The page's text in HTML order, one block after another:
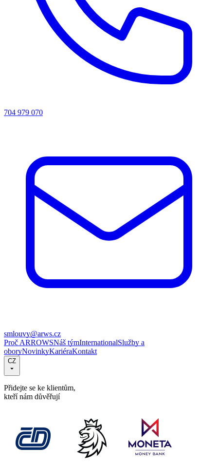
704 979 070
smlouvy@arws.cz
Proč ARROWSNáš týmInternationalSlužby a
oboryNovinkyKariéraKontakt
CZ
Přidejte se ke klientům,
kteří nám důvěřují